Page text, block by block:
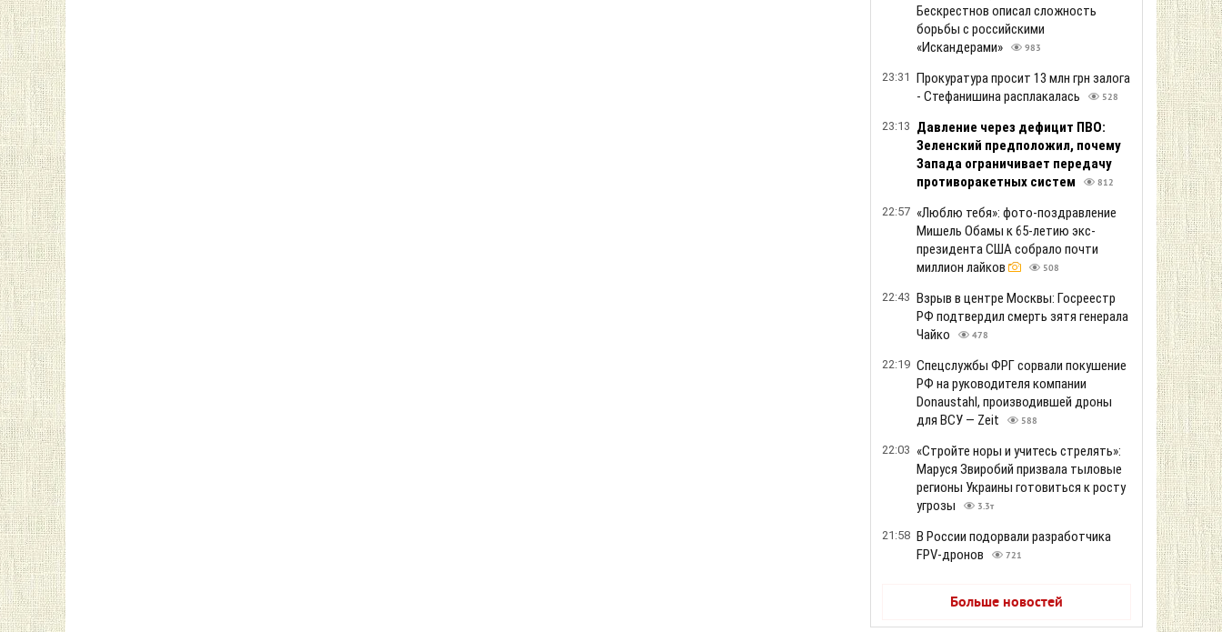
Бескрестнов описал сложность
борьбы с российскими
«Искандерами»
983
23:31 Прокуратура просит 13 млн грн залога
- Стефанишина расплакалась
528
23:13 Давление через дефицит ПВО:
Зеленский предположил, почему
Запада ограничивает передачу
противоракетных систем
812
22:57 «Люблю тебя»: фото-поздравление
Мишель Обамы к 65-летию экс-
президента США собрало почти
миллион лайков
508
22:43 Взрыв в центре Москвы: Госреестр
РФ подтвердил смерть зятя генерала
Чайко
478
22:19 Спецслужбы ФРГ сорвали покушение
РФ на руководителя компании
Donaustahl, производившей дроны
для ВСУ — Zeit
588
22:03 «Стройте норы и учитесь стрелять»:
Маруся Звиробий призвала тыловые
регионы Украины готовиться к росту
угрозы
3.3т
21:58 В России подорвали разработчика
FPV-дронов
721
Больше новостей